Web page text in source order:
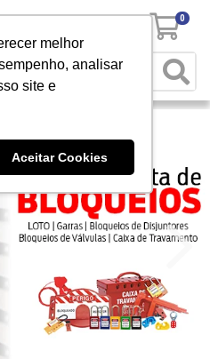
melhor
analisar
site e
Aceitar Cookies
0